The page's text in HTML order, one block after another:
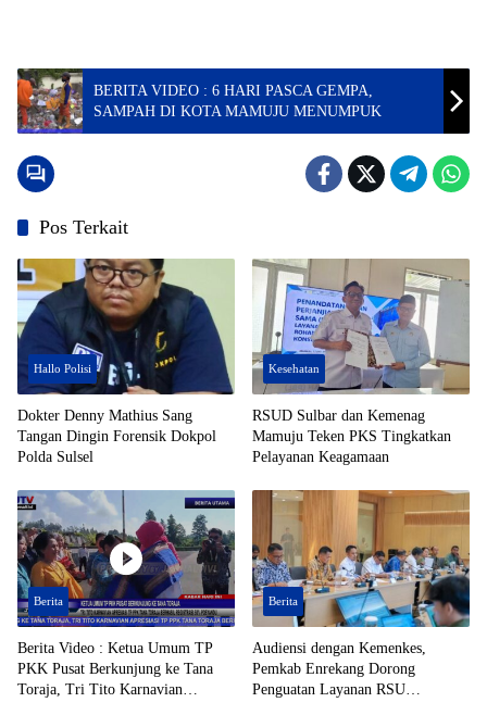
BERITA VIDEO : 6 HARI PASCA GEMPA,
SAMPAH DI KOTA MAMUJU MENUMPUK
Pos Terkait
Hallo Polisi
Dokter Denny Mathius Sang
Tangan Dingin Forensik Dokpol
Polda Sulsel
Kesehatan
RSUD Sulbar dan Kemenag
Mamuju Teken PKS Tingkatkan
Pelayanan Keagamaan
Berita
Berita Video : Ketua Umum TP
PKK Pusat Berkunjung ke Tana
Toraja, Tri Tito Karnavian
Berita
Audiensi dengan Kemenkes,
Pemkab Enrekang Dorong
Penguatan Layanan RSU